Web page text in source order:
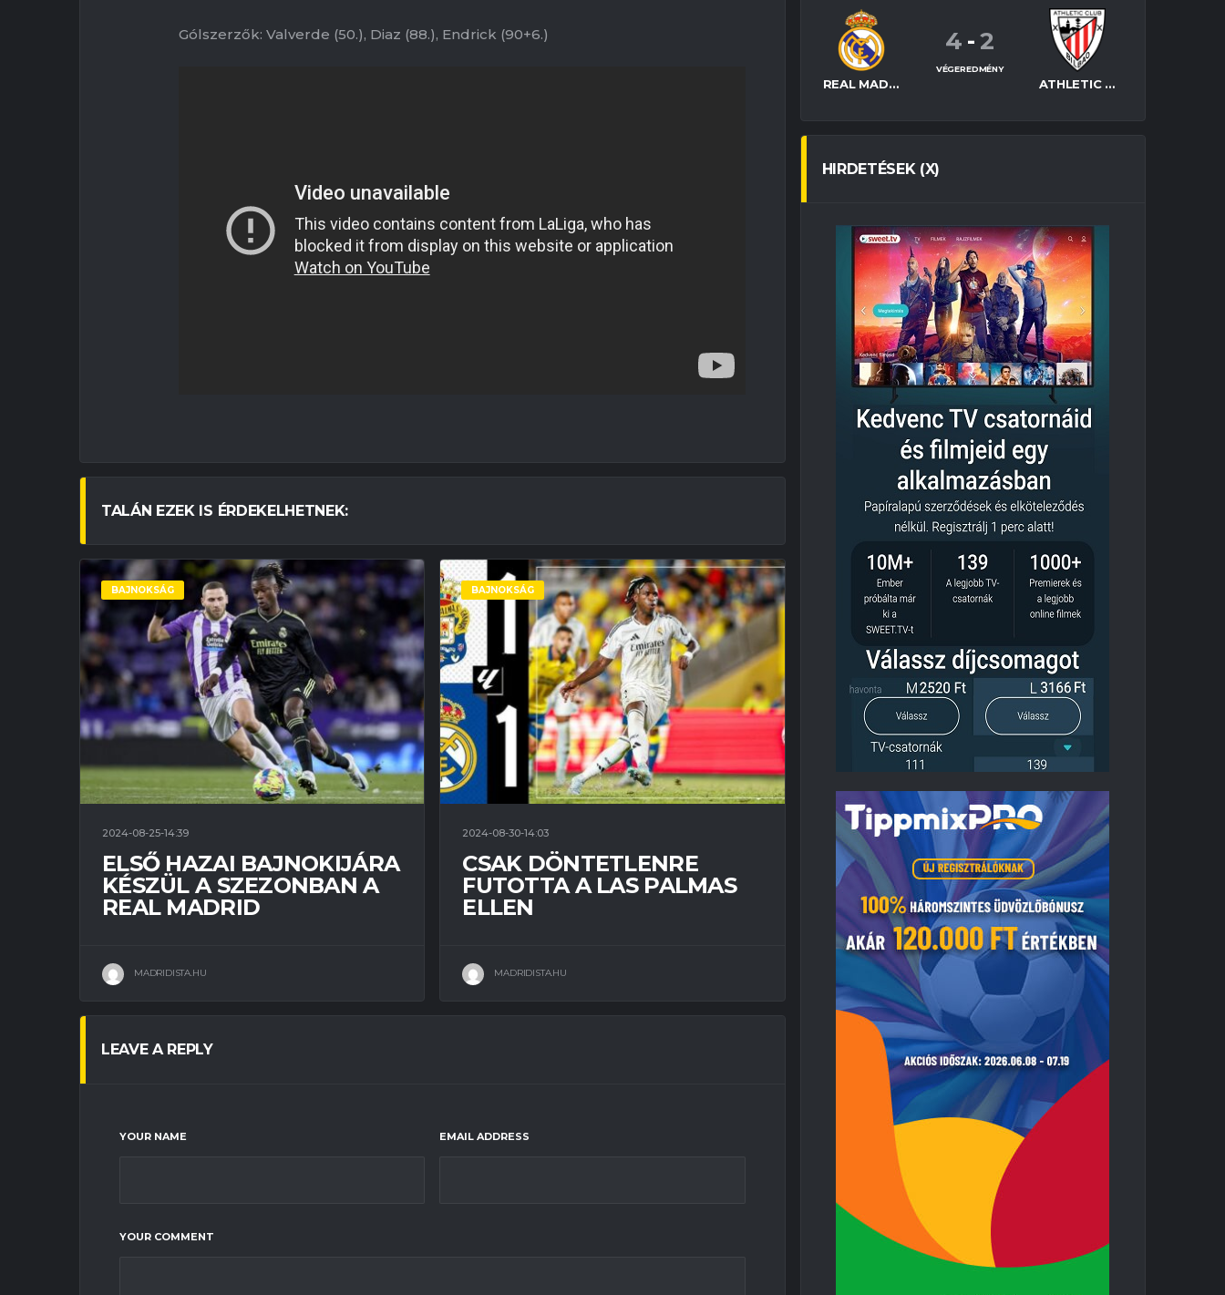
Gólszerzők: Valverde (50.), Diaz (88.), Endrick (90+6.)
TALÁN EZEK IS ÉRDEKELHETNEK:
BAJNOKSÁG
2024-08-25-14:39
ELSŐ HAZAI BAJNOKIJÁRA
KÉSZÜL A SZEZONBAN A
REAL MADRID
MADRIDISTA.HU
BAJNOKSÁG
2024-08-30-14:03
CSAK DÖNTETLENRE
FUTOTTA A LAS PALMAS
ELLEN
MADRIDISTA.HU
LEAVE A REPLY
YOUR NAME EMAIL ADDRESS
YOUR COMMENT
REAL MADRID ATHLETIC BILBAO
4 -2
VÉGEREDMÉNY
HIRDETÉSEK (X)